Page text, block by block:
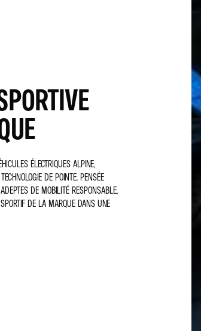
ÉLECTRIQUES ALPINE,
DE POINTE. PENSÉE
DE MOBILITÉ RESPONSABLE,
SPORTIF DE LA MARQUE DANS UNE